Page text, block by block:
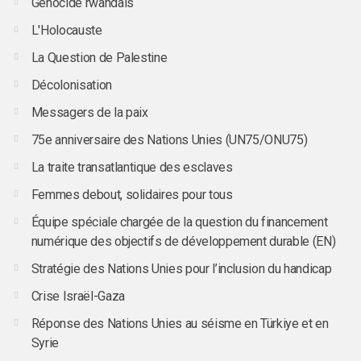
L'Holocauste
La Question de Palestine
Décolonisation
Messagers de la paix
75e anniversaire des Nations Unies (UN75/ONU75)
La traite transatlantique des esclaves
Femmes debout, solidaires pour tous
Équipe spéciale chargée de la question du financement
numérique des objectifs de développement durable (EN)
Stratégie des Nations Unies pour l’inclusion du handicap
Crise Israël-Gaza
Réponse des Nations Unies au séisme en Türkiye et en
Syrie